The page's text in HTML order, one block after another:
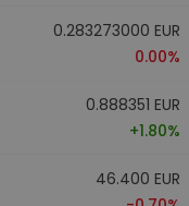
0.283273000 EUR
0.00%
0.888351 EUR
+1.80%
46.400 EUR